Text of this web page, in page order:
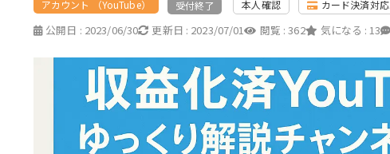
アカウント （YouTube） 受付終了 本人確認 カード決済対応
公開日 : 2023/06/30 更新日 : 2023/07/01 閲覧 :362 気になる : 13